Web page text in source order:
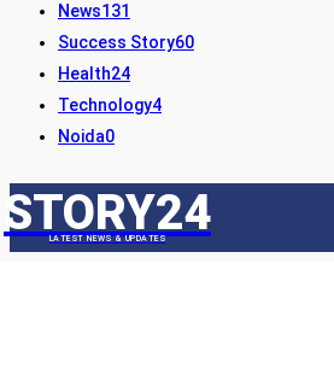
News131
Success Story60
Health24
Technology4
Noida0
STORY24
LATEST NEWS & UPDATES